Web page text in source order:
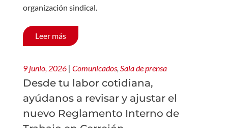
organización sindical.
Leer más
9 junio, 2026 | Comunicados, Sala de prensa
Desde tu labor cotidiana,
ayúdanos a revisar y ajustar el
nuevo Reglamento Interno de